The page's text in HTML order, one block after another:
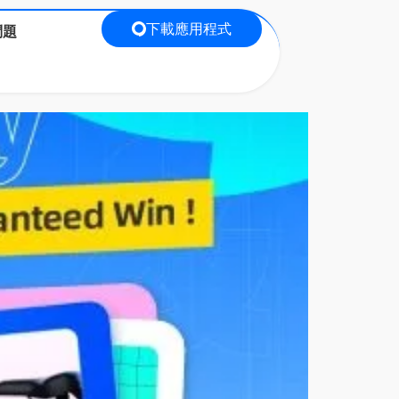
下載應用程式